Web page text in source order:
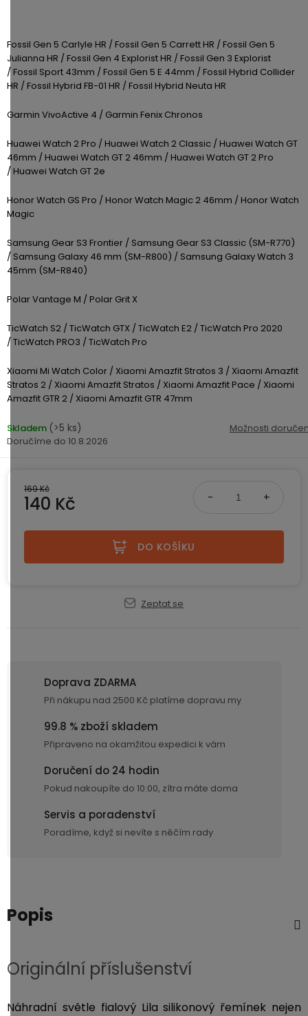
kabely
Příslušenství
dotykovým
displejem
Conduction
Lenovo
Day's
Ear
za
uši
S
Air
Conduction
bezdrátová
sluchátka
Sportovní
sluchátka
dronu
se
2
bateriemi
dronu
se
3
a
příslušenství
Bateriové
WiFi
kamery
Bateriové
kamery
kamery
Bateriové
4G
kamery
4G
kamery
karta)
Paměťové
karty
ledovou
tříšť
do
Napájecí
adaptéry
Napájecí
kabely
Doplňkové
DOPLŇKOVÝ
Obchodní
Fossil Gen 5 Carlyle HR / Fossil Gen 5 Carrett HR /Fossil Gen 5
Julianna HR /Fossil Gen 4 Explorist HR /Fossil Gen 3 Explorist
/Fossil Sport 43mm /Fossil Gen 5 E 44mm /Fossil Hybrid Collider
HR /Fossil Hybrid FB-01 HR /Fossil Hybrid Neuta HR
Garmin VivoActive 4 / Garmin Fenix Chronos
Huawei Watch 2 Pro /Huawei Watch 2 Classic /Huawei Watch GT
46mm /Huawei Watch GT 2 46mm /Huawei Watch GT 2 Pro
/Huawei Watch GT 2e
Honor Watch GS Pro /Honor Watch Magic 2 46mm /Honor Watch
Magic
Samsung Gear S3 Frontier / Samsung Gear S3 Classic (SM-R770)
/ Samsung Galaxy 46 mm (SM-R800) / Samsung Galaxy Watch 3
45mm (SM-R840)
Polar Vantage M / Polar Grit X
TicWatch S2 /TicWatch GTX /TicWatch E2 /TicWatch Pro 2020
/TicWatch PRO3 /TicWatch Pro
Xiaomi Mi Watch Color / Xiaomi Amazfit Stratos 3 / Xiaomi Amazfit
Stratos 2 / Xiaomi Amazfit Stratos / Xiaomi Amazfit Pace / Xiaomi
Amazfit GTR 2 / Xiaomi Amazfit GTR 47mm
Skladem (>5 ks)
10.8.2026
Možnosti
169 Kč
140 Kč
DO KOŠÍKU
Zeptat se
Doprava ZDARMA
Při nákupu nad 2500 Kč platíme dopravu my
99.8 % zboží skladem
Připraveno na okamžitou expedici k vám
Doručení do 24 hodin
Pokud nakoupíte do 10:00, zítra máte doma
Servis a poradenství
Poradíme, když si nevíte s něčím rady
Popis
Originální příslušenství
Náhradní světle fialový Lila silikonový řemínek nejen